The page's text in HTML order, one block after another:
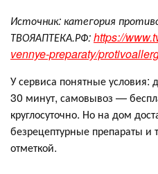
Источник: категория
ТВОЯАПТЕКА.РФ:https://
vennye-preparaty/
У сервиса понятные условия:
30 минут, самовывоз —
круглосуточно. Но на дом
безрецептурные препараты и
отметкой.